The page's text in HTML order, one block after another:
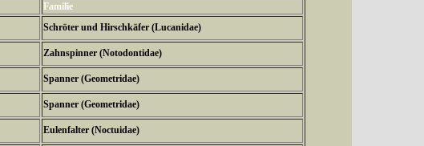
Familie
Schröter und Hirschkäfer (Lucanidae)
Zahnspinner (Notodontidae)
Spanner (Geometridae)
Spanner (Geometridae)
Eulenfalter (Noctuidae)